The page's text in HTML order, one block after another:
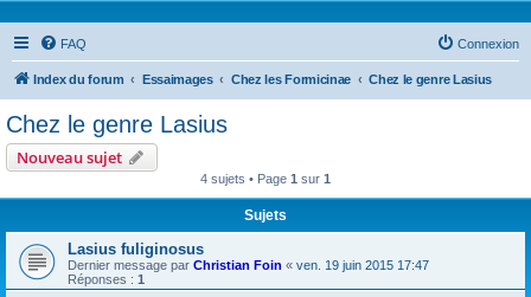
FAQ Connexion
Index du forum Essaimages Chez les Formicinae Chez le genre Lasius
Chez le genre Lasius
Nouveau sujet
4 sujets • Page 1 sur 1
Sujets
Lasius fuliginosus
Dernier message par Christian Foin « ven. 19 juin 2015 17:47
Réponses : 1